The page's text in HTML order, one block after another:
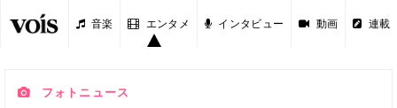
音楽 エンタメ インタビュー 動画 連載
フォトニュース